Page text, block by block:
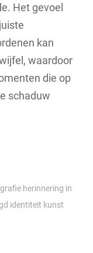
Het gevoel
kan
waardoor
die op
schaduw
herinnering in
identiteit kunst